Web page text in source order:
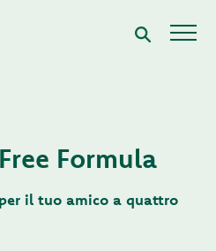
Formula
il tuo amico a quattro